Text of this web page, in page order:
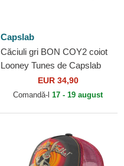
Capslab
Căciuli gri BON COY2 coiot
Looney Tunes de Capslab
EUR 34,90
Comandă-l 17 - 19 august